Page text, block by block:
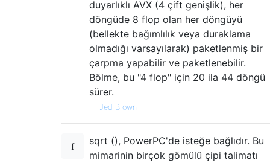
duyarlıklı AVX (4 çift genişlik), her
döngüde 8 flop olan her döngüyü
(bellekte bağımlılık veya duraklama
olmadığı varsayılarak) paketlenmiş bir
çarpma yapabilir ve paketlenebilir.
Bölme, bu "4 flop" için 20 ila 44 döngü
sürer.
— Jed Brown
sqrt (), PowerPC'de isteğe bağlıdır. Bu
mimarinin birçok gömülü çipi talimatı